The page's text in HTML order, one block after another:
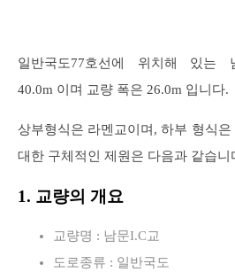
일반국도77호선에 위치해 있는
40.0m 이며 교량 폭은 26.0m 입니다.
상부형식은 라멘교이며, 하부 형식은
대한 구체적인 제원은 다음과 같습니
1. 교량의 개요
교량명 : 남문I.C교
도로종류 : 일반국도